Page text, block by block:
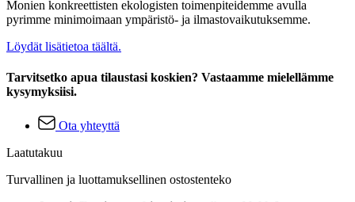
Monien konkreettisten ekologisten toimenpiteidemme avulla
pyrimme minimoimaan ympäristö- ja ilmastovaikutuksemme.
Löydät lisätietoa täältä.
Tarvitsetko apua tilaustasi koskien? Vastaamme mielellämme
kysymyksiisi.
Ota yhteyttä
Laatutakuu
Turvallinen ja luottamuksellinen ostostenteko